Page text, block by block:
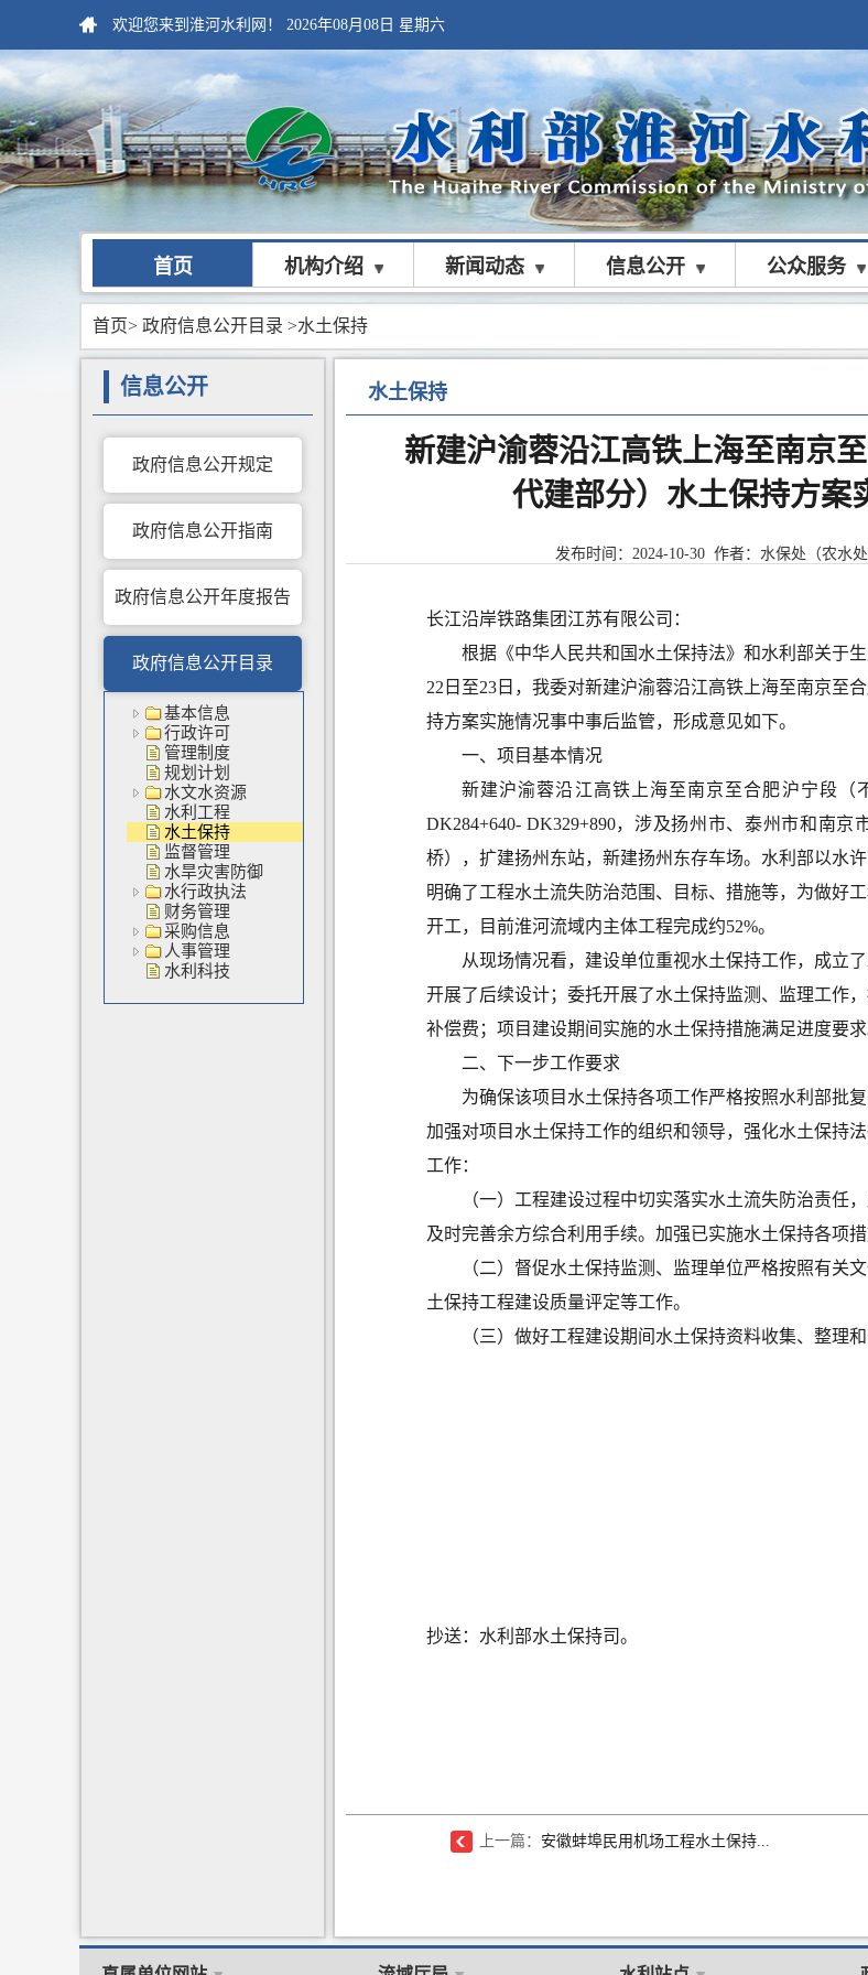
欢迎您来到淮河水利网！ 2026年08月08日 星期六
首页 机构介绍 新闻动态 信息公开 公众服务
首页> 政府信息公开目录 >水土保持
水土保持
新建沪渝蓉沿江高铁上海至南京
代建部分）水土保持方案
发布时间： 2024-10-30 作者：水保处（农水
长江沿岸铁路集团江苏有限公司：
根据《中华人民共和国水土保持法》和水利部关于
22 日 至23 日 ，我委对新建沪渝蓉沿江高铁上海至南京至
持方案实施情况事中事后监管， 形成意见如下。
一、项目基本情况
新建沪渝蓉沿江高铁上海至南京至合肥沪宁段
DK284+640- DK329+890，涉及扬州市、泰州市和南京
桥），扩建扬州东站，新建扬州东存车场。 水利部以水
明确了工程水土流失防治范围、目标、措施等，为做好
开工，目前淮河流域内主体工程完成约52%。
从现场情况看，建设单位重视水土保持工作，成立
开展了后续设计；委托开展了水土保持监测、监理工作
补偿费；项目建设期间实施的水土保持措施满足进度要求
二、下一步工作要求
为确保该项目水土保持各项工作严格按照水利部批
加强对项目水土保持工作的组织和领导，强化水土保持
工作：
（一）工程建设过程中切实落实水土流失防治责任
及时完善余方综合利用手续。加强已实施水土保持各项
（二）督促水土保持监测、监理单位严格按照有关
土保持工程建设质量评定等工作。
（三）做好工程建设期间水土保持资料收集、整理
抄送：水利部水土保持司。
上一篇： 安徽蚌埠民用机场工程水土保持...
信息公开
政府信息公开规定
政府信息公开指南
政府信息公开年度报告
政府信息公开目录
基本信息
行政许可
管理制度
规划计划
水文水资源
水利工程
水土保持
监督管理
水旱灾害防御
水行政执法
财务管理
采购信息
人事管理
水利科技